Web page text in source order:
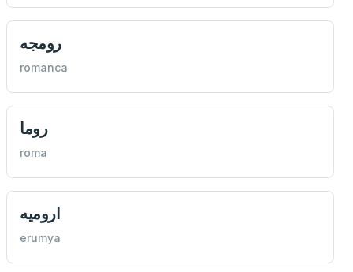
رومجه
romanca
روما
roma
اروميه
erumya